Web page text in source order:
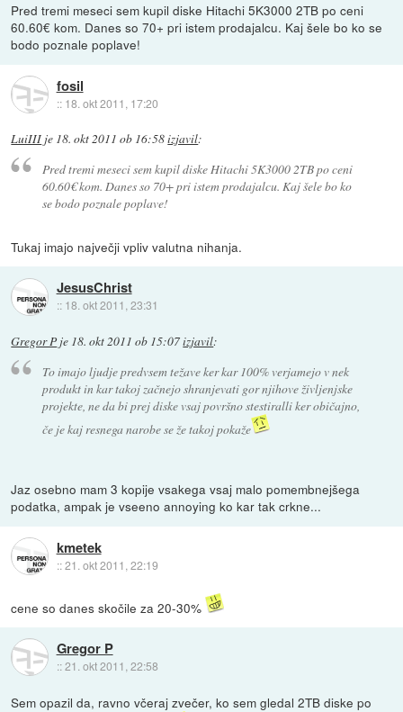
Pred tremi meseci sem kupil diske Hitachi 5K3000 2TB po ceni
60.60€ kom. Danes so 70+ pri istem prodajalcu. Kaj šele bo ko se
bodo poznale poplave!
fosil
:: 18. okt 2011, 17:20
LuiIII je 18. okt 2011 ob 16:58izjavil:
Pred tremi meseci sem kupil diske Hitachi 5K3000 2TB po ceni
60.60€ kom. Danes so 70+ pri istem prodajalcu. Kaj šele bo ko
se bodo poznale poplave!
Tukaj imajo največji vpliv valutna nihanja.
JesusChrist
:: 18. okt 2011, 23:31
Gregor P je 18. okt 2011 ob 15:07izjavil:
To imajo ljudje predvsem težave ker kar 100% verjamejo v nek
produkt in kar takoj začnejo shranjevati gor njihove življenjske
projekte, ne da bi prej diske vsaj površno stestiralli ker običajno,
če je kaj resnega narobe se že takoj pokaže
Jaz osebno mam 3 kopije vsakega vsaj malo pomembnejšega
podatka, ampak je vseeno annoying ko kar tak crkne...
kmetek
::21. okt 2011, 22:19
cene so danes skočile za 20-30%
Gregor P
::21. okt 2011, 22:58
Sem opazil da, ravno včeraj zvečer, ko sem gledal 2TB diske po